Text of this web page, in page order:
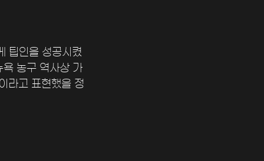
팁인을 성공시켰
욕 농구 역사상 가
라고 표현했을 정